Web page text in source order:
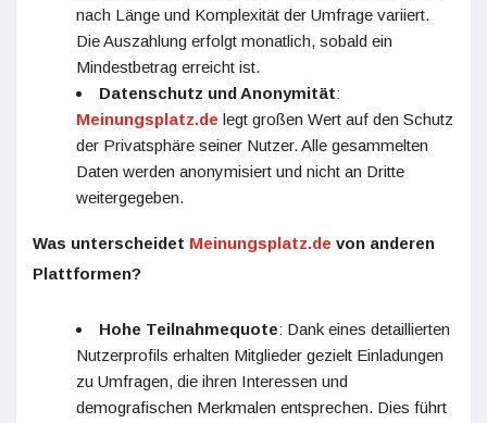
nach Länge und Komplexität der Umfrage variiert.
Die Auszahlung erfolgt monatlich, sobald ein
Mindestbetrag erreicht ist.
Datenschutz und Anonymität:
Meinungsplatz.de legt großen Wert auf den Schutz
der Privatsphäre seiner Nutzer. Alle gesammelten
Daten werden anonymisiert und nicht an Dritte
weitergegeben.
Was unterscheidet Meinungsplatz.de von anderen
Plattformen?
Hohe Teilnahmequote: Dank eines detaillierten
Nutzerprofils erhalten Mitglieder gezielt Einladungen
zu Umfragen, die ihren Interessen und
demografischen Merkmalen entsprechen. Dies führt